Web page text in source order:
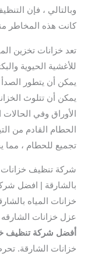
وبالتالي ، فإن
كانت هذه المخاطر
تعد خزانات تخزين
للأغشية الحيوية
يمكن أن يتطور
يمكن أن تتلوث
الأوراق وفي
الحطام القادم من
تجميع للحطام ، مما
شركة تنظيف خزانات
بالشارقة | افضل
خزانات المياه
عزل خزانات
أفضل شركة تنظيف
خزانات الشارقة.